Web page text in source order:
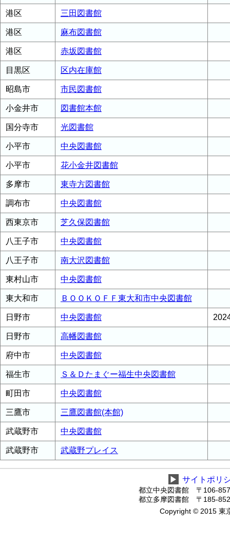
港区 三田図書館
港区 麻布図書館
港区 赤坂図書館
目黒区 区内在庫館
昭島市 市民図書館
小金井市 図書館本館
国分寺市 光図書館
小平市 中央図書館
小平市 花小金井図書館
多摩市 東寺方図書館
調布市 中央図書館
西東京市 芝久保図書館
八王子市 中央図書館
八王子市 南大沢図書館
東村山市 中央図書館
東大和市 ＢＯＯＫＯＦＦ東大和市中央図書館
日野市 中央図書館
日野市 高幡図書館
府中市 中央図書館
福生市 Ｓ＆Ｄたまぐー福生中央図書館
町田市 中央図書館
三鷹市 三鷹図書館(本館)
武蔵野市 中央図書館
武蔵野市 武蔵野プレイス
▶ サイトポリ
都立中央図書館 〒106-
都立多摩図書館 〒185-
Copyright © 2015 東